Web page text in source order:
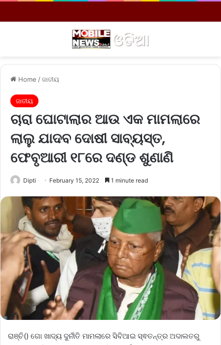
Home /ଜାତୀୟ
ଜାତୀୟ
ଚାରା ଘୋଟାଲାର ଆଉ ଏକ ମାମଲାରେ
ଲାଲୁ ଯାଦବ ଦୋଷୀ ସାବ୍ୟସ୍ତ,
ଫେବୃଆରୀ ୧୮ରେ ଦଣ୍ଡ ଶୁଣାଣି
Dipti February 15, 2022 1 minute read
ରାଞ୍ଚି() ଗୋ ଖାଦ୍ୟ ଦୁର୍ନୀତି ମାମଲାରେ ସିବିଆଇ ସ୍ଵତନ୍ତ୍ର ଅଦାଲତରୁ